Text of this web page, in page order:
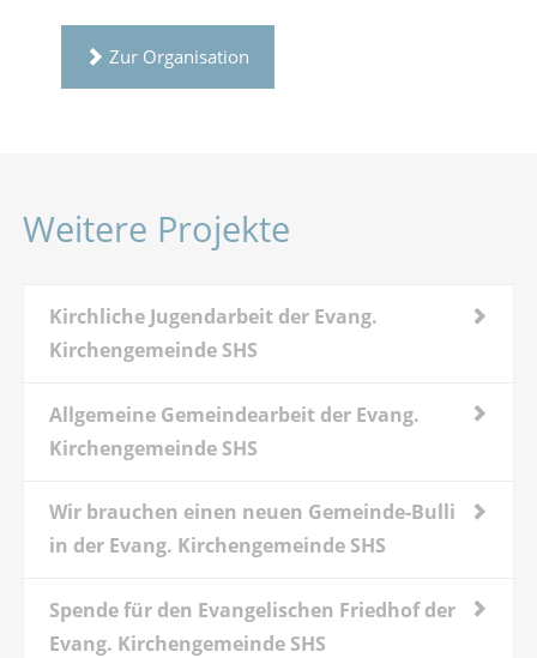
Zur Organisation
Weitere Projekte
Kirchliche Jugendarbeit der Evang.
Kirchengemeinde SHS
Allgemeine Gemeindearbeit der Evang.
Kirchengemeinde SHS
Wir brauchen einen neuen Gemeinde-Bulli
in der Evang. Kirchengemeinde SHS
Spende für den Evangelischen Friedhof der
Evang. Kirchengemeinde SHS